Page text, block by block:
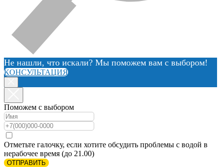
Не нашли, что искали? Мы поможем вам с выбором!
КОНСУЛЬТАЦИЯ
Поможем с выбором
Отметьте галочку, если хотите обсудить проблемы с водой в
нерабочее время (до 21.00)
ОТПРАВИТЬ